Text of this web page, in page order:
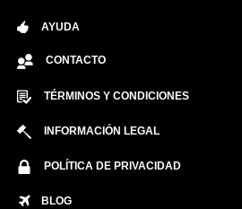
AYUDA
CONTACTO
TÉRMINOS Y CONDICIONES
INFORMACIÓN LEGAL
POLÍTICA DE PRIVACIDAD
BLOG